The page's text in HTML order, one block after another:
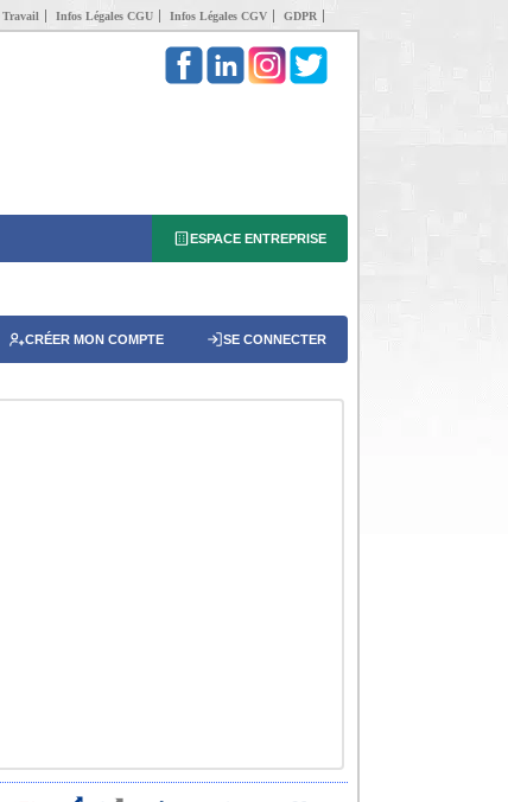
Travail Infos Légales CGU Infos Légales CGV GDPR
ESPACE ENTREPRISE
CRÉER MON COMPTE SE CONNECTER